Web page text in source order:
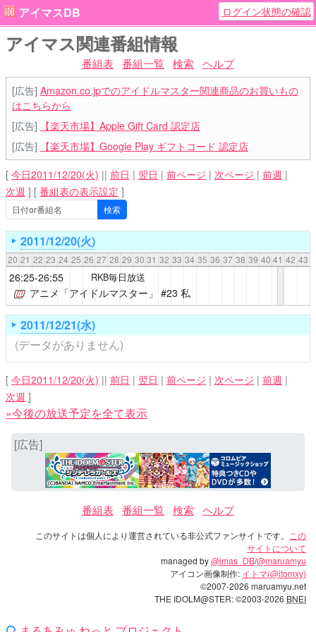
アイマスDB ログイン状態の確認
アイマス関連番組情報
番組表 番組一覧 検索 ヘルプ
[広告] Amazon.co.jpでのアイドルマスター関連商品のお買いもの
はこちらから
[広告]
【楽天市場】Apple Gift Card 認定店
[広告]
【楽天市場】Google Play ギフトコード 認定店
[ 今日2011/12/20(火) || 前日 | 翌日 | 前ページ | 次ページ | 前週 |
次週 ] [ 番組表の表示設定 ]
2011/12/20(火)
20 21 22 23 24 25 26 27 28 29 30 31 32 33 34 35 36 37 38 39 40 41 42 43
26:25-26:55 RKB毎日放送
アニメ「アイドルマスター」 #23 私
2011/12/21(水)
(データがありません)
[ 今日2011/12/20(火) || 前日 | 翌日 | 前ページ | 次ページ | 前週 |
次週 ]
»今後の放送予定を全て表示
[広告]
番組表 番組一覧 検索 ヘルプ
このサイトは個人により運営されている非公式ファンサイトです。
この
サイトについて
managed by@imas_DB/@maruamyu
アイコン画像制作: イトマ(@itomxy)
©2007-2026 maruamyu.net
THE IDOLM@STER: ©2003-2026 BNEI